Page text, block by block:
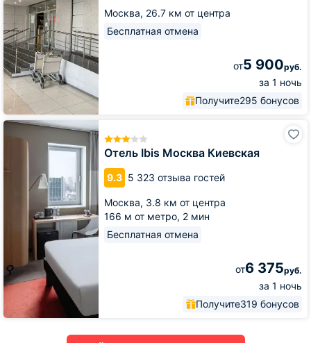
Москва, 26.7 км от центра
Бесплатная отмена
от5 900руб.
за 1 ночь
Получите295 бонусов
Отель Ibis Москва Киевская
9.3 5 323 отзыва гостей
Москва, 3.8 км от центра
166 м от метро, 2 мин
Бесплатная отмена
от6 375руб.
за 1 ночь
Получите319 бонусов
Отель
Ibis
Москва